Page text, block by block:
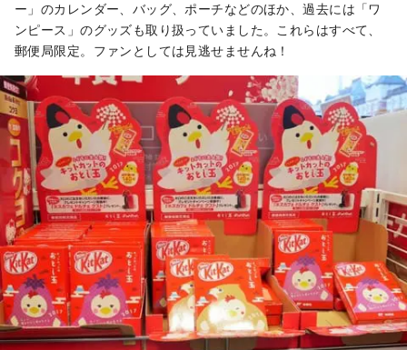
ー」のカレンダー、バッグ、ポーチなどのほか、過去には「ワ
ンピース」のグッズも取り扱っていました。これらはすべて、
郵便局限定。ファンとしては見逃せませんね！